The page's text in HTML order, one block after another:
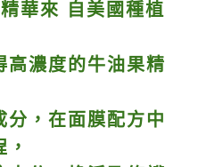
華來 自美國種植
高濃度的牛油果精
分，在面膜配方中